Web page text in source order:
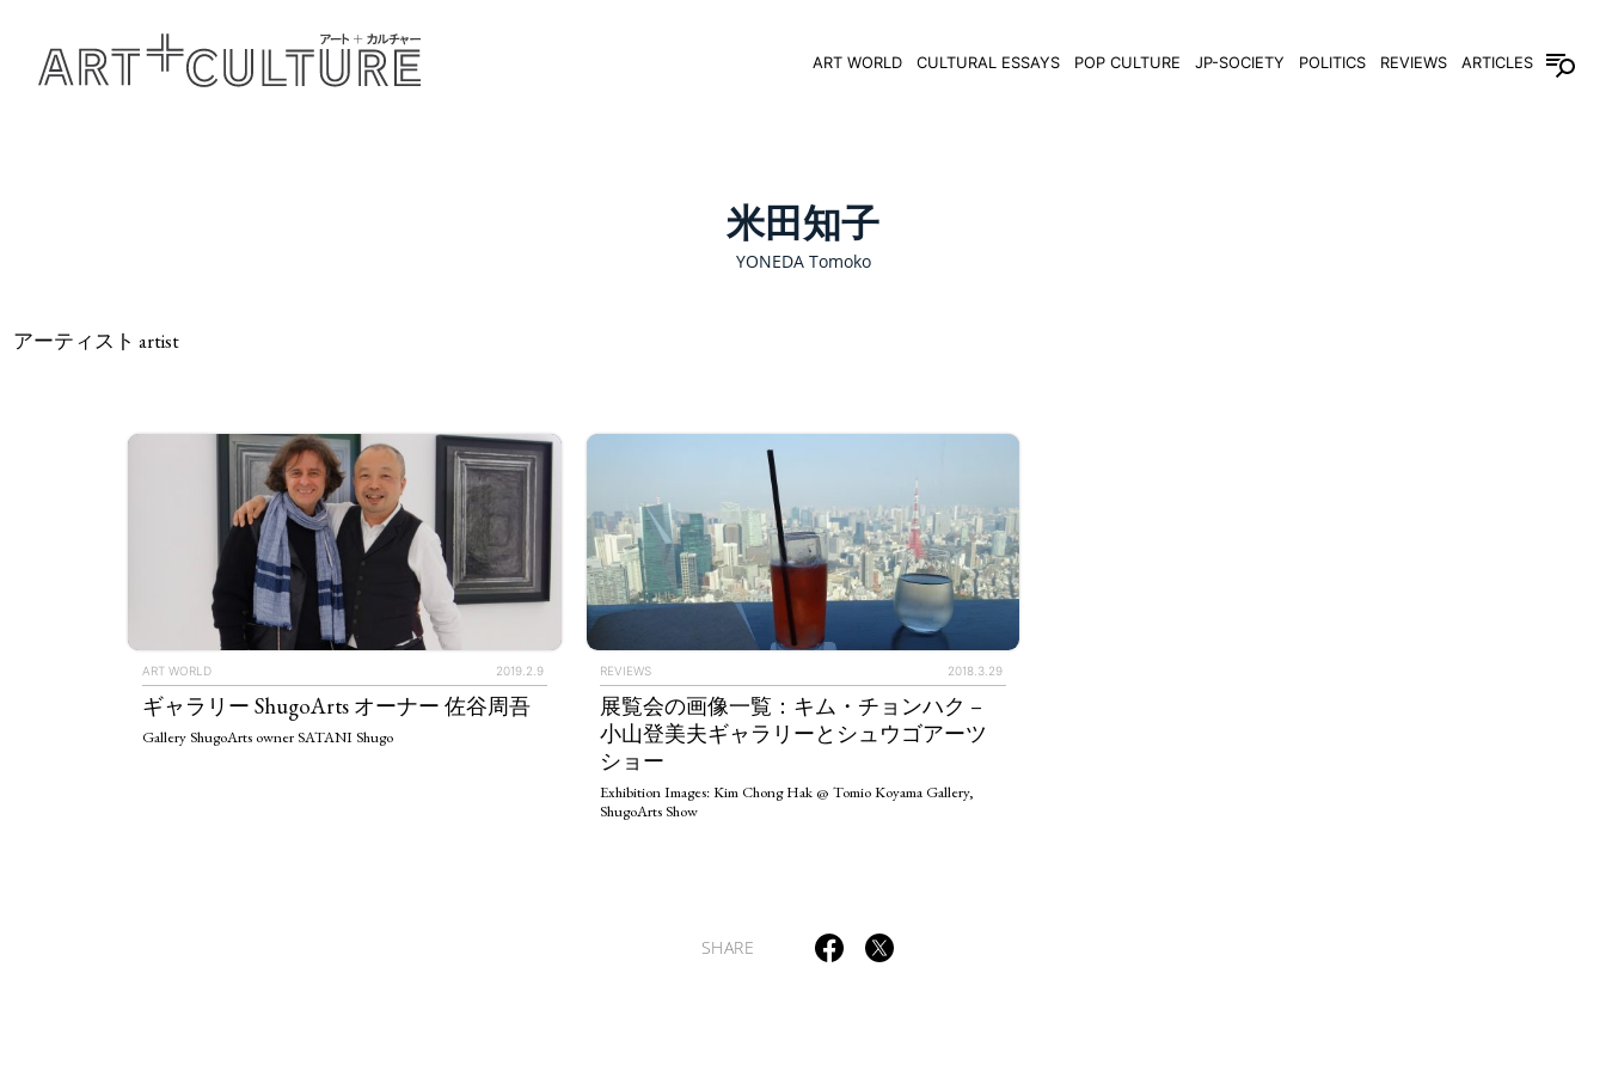
ART WORLD CULTURAL ESSAYS POP CULTURE JP-SOCIETY POLITICS REVIEWS ARTICLES
TAGS PEOPLE RANKING
米田知子
YONEDA Tomoko
アーティスト artist
ART WORLD 2019.2.9
ギャラリー ShugoArts オーナー 佐谷周吾
Gallery ShugoArts owner SATANI Shugo
REVIEWS 2018.3.29
展覧会の画像一覧：キム・チョンハク –
小山登美夫ギャラリーとシュウゴアーツ
ショー
Exhibition Images: Kim Chong Hak @ Tomio Koyama Gallery,
ShugoArts Show
SHARE